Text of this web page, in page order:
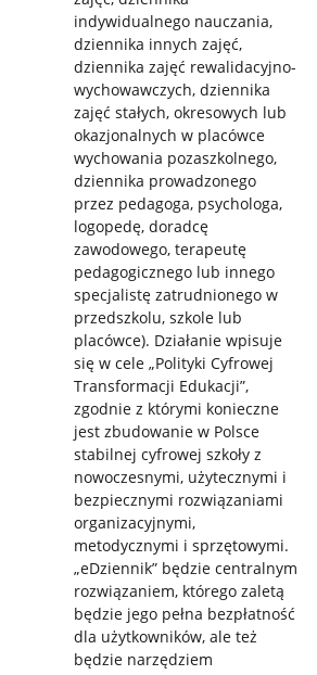
indywidualnego nauczania,
dziennika innych zajęć,
dziennika zajęć rewalidacyjno-
wychowawczych, dziennika
zajęć stałych, okresowych lub
okazjonalnych w placówce
wychowania pozaszkolnego,
dziennika prowadzonego
przez pedagoga, psychologa,
logopedę, doradcę
zawodowego, terapeutę
pedagogicznego lub innego
specjalistę zatrudnionego w
przedszkolu, szkole lub
placówce). Działanie wpisuje
się w cele „Polityki Cyfrowej
Transformacji Edukacji”,
zgodnie z którymi konieczne
jest zbudowanie w Polsce
stabilnej cyfrowej szkoły z
nowoczesnymi, użytecznymi i
bezpiecznymi rozwiązaniami
organizacyjnymi,
metodycznymi i sprzętowymi.
„eDziennik” będzie centralnym
rozwiązaniem, którego zaletą
będzie jego pełna bezpłatność
dla użytkowników, ale też
będzie narzędziem